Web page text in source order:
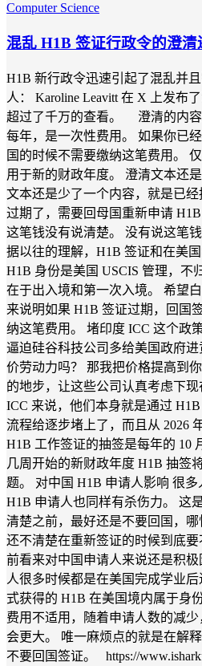
Computer Science
混乱 H1B 签证行政令的澄
H1B 新行政令迅速引起了混乱并
人： Karoline Leavitt 在 X 上发布
超过了千万的查看。 澄清的内容
每年，是一次性费用。 如果你已
国的时候不需要缴纳这笔费用。
用于新的财政年度。 澄清文本还
文本还是少了一个内容，就是已
过期了，需要回母国重新申请
这笔钱没有说清楚。 没有说这笔
据以往的理解，H1B 签证和在美
H1B 身份是美国 USCIS 管理，不
在于出入境和第一次入境。 希望
来说明如果 H1B 签证过期，回国
纳这笔费用。 堵印度 ICC 这个政
逼迫硅谷科技公司多给美国政府
价劳动力吗？ 那我把价格提高到
的地步，让这些公司认真考虑下
ICC 来说，他们本身就是通过
流程给逐步堵上了，而且从 2026
H1B 工作签证的抽签是每年的 10
几周开始的新财政年度 H1B 抽签
题。 对中国 H1B 申请人影响 很
H1B 申请人也同样有杀伤力。 这
清楚之前，最好还是不要回国，
还不清楚在重新签证的时候到底
前看来对中国申请人来说还是积
人很多时候都是在美国完成学业
式获得的 H1B 在美国境内属于身
费用不适用，随着申请人数的减
会更大。 唯一麻烦点的就是在解
不要回国签证。 https://